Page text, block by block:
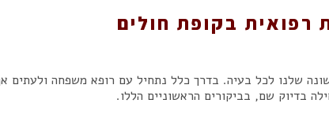
רפואית בקופת חולים
שלנו לכל בעיה. בדרך כלל נתחיל עם רופא משפחה ולעתים
בדיוק שם, בביקורים הראשוניים הללו.